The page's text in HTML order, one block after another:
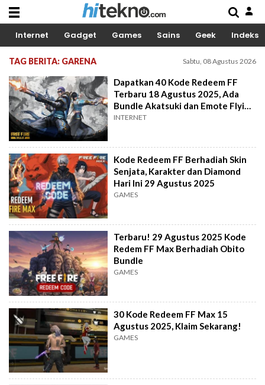
Internet Gadget Games Sains Geek Indeks
TAG BERITA: GARENA Sabtu, 08 Agustus 2026
Dapatkan 40 Kode Redeem FF
Terbaru 18 Agustus 2025, Ada
Bundle Akatsuki dan Emote Flying
Raijin!
INTERNET
Kode Redeem FF Berhadiah Skin
Senjata, Karakter dan Diamond
Hari Ini 29 Agustus 2025
GAMES
Terbaru! 29 Agustus 2025 Kode
Redem FF Max Berhadiah Obito
Bundle
GAMES
30 Kode Redeem FF Max 15
Agustus 2025, Klaim Sekarang!
GAMES